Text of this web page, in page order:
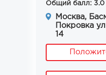
Общий балл: 3.0
Москва,
Покровка
14